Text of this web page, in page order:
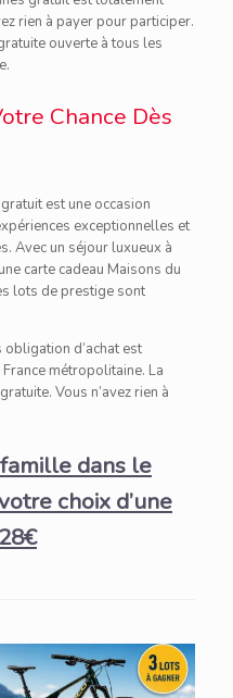
rien à payer pour participer.
ouverte à tous les
Chance Dès
est une occasion
exceptionnelles et
Avec un séjour luxueux à
carte cadeau Maisons du
lots de prestige sont
d’achat est
métropolitaine. La
Vous n’avez rien à
dans le
choix d’une